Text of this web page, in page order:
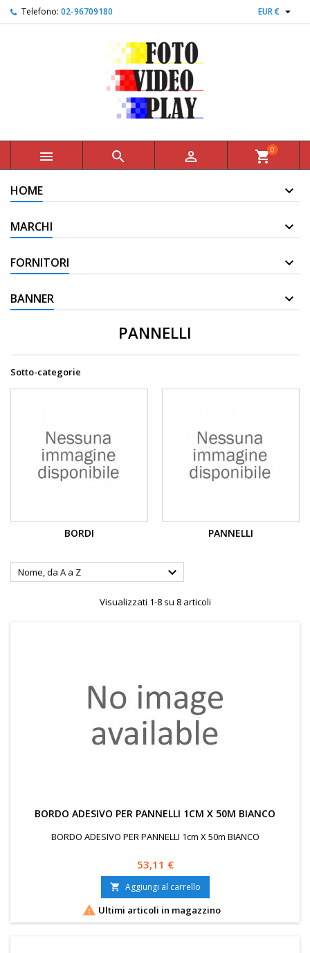
Telefono: 02-96709180 EUR € 
   shopping_cart0
HOME
MARCHI
FORNITORI
BANNER
PANNELLI
Sotto-categorie
BORDI PANNELLI
Nome, da A a Z 
Visualizzati 1-8 su 8 articoli
BORDO ADESIVO PER PANNELLI 1CM X 50M BIANCO
BORDO ADESIVO PER PANNELLI 1cm X 50m BIANCO
Prezzo
53,11 €
 Aggiungi al carrello
 Ultimi articoli in magazzino